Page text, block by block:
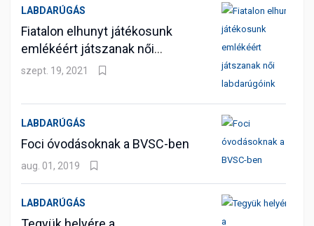
LABDARÚGÁS
Fiatalon elhunyt játékosunk
emlékéért játszanak női
labdarúgóink
szept. 19, 2021
LABDARÚGÁS
Foci óvodásoknak a BVSC-ben
aug. 01, 2019
LABDARÚGÁS